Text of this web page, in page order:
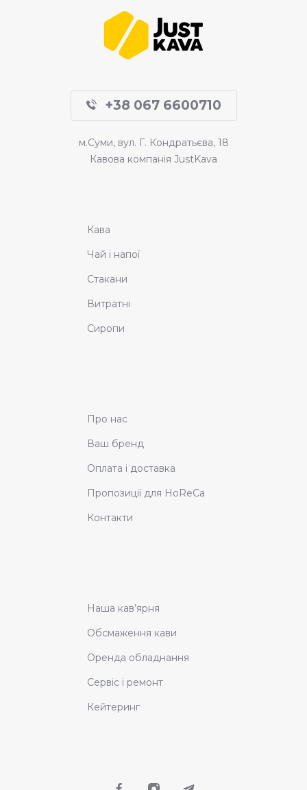
+38 067 6600710
м.Суми, вул. Г. Кондратьєва, 18
Кавова компанія JustKava
Кава
Чай і напої
Стакани
Витратні
Сиропи
Про нас
Ваш бренд
Оплата і доставка
Пропозиції для HoReCa
Контакти
Наша кав’ярня
Обсмаження кави
Оренда обладнання
Сервіс і ремонт
Кейтеринг